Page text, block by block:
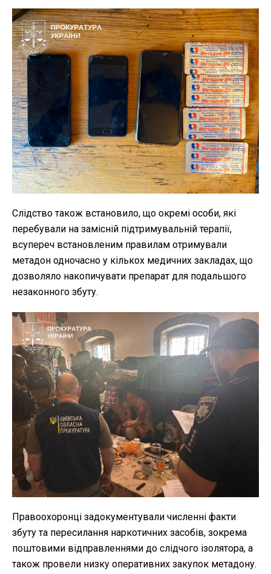
Слідство також встановило, що окремі особи, які
перебували на замісній підтримувальній терапії,
всупереч встановленим правилам отримували
метадон одночасно у кількох медичних закладах, що
дозволяло накопичувати препарат для подальшого
незаконного збуту.
Правоохоронці задокументували численні факти
збуту та пересилання наркотичних засобів, зокрема
поштовими відправленнями до слідчого ізолятора, а
також провели низку оперативних закупок метадону.